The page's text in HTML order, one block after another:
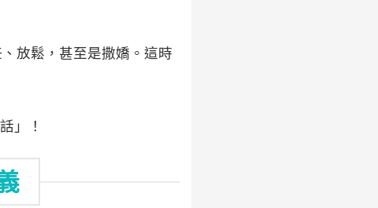
放鬆，甚至是撒嬌。這時
」！